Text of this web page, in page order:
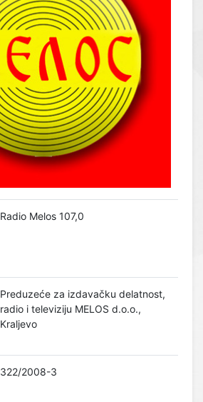
Radio Melos 107,0
Preduzeće za izdavačku delatnost,
radio i televiziju MELOS d.o.o.,
Kraljevo
322/2008-3